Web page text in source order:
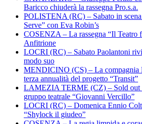
Baricco chiuderà la rassegna Pro.s.a.
POLISTENA (RC) – Sabato in
Serve” con Eva Robin’s
COSENZA – La rassegna “Il Teatro
Anfitrione
LOCRI (RC) – Sabato Paolantoni
modo suo
MENDICINO (CS) – La compagnia
terza annualità del progetto “Transit”
LAMEZIA TERME (CZ) – Sold out
gruppo teatrale “Giovanni Vercillo”
LOCRI (RC) – Domenica Ennio
“Shylock il giudeo”